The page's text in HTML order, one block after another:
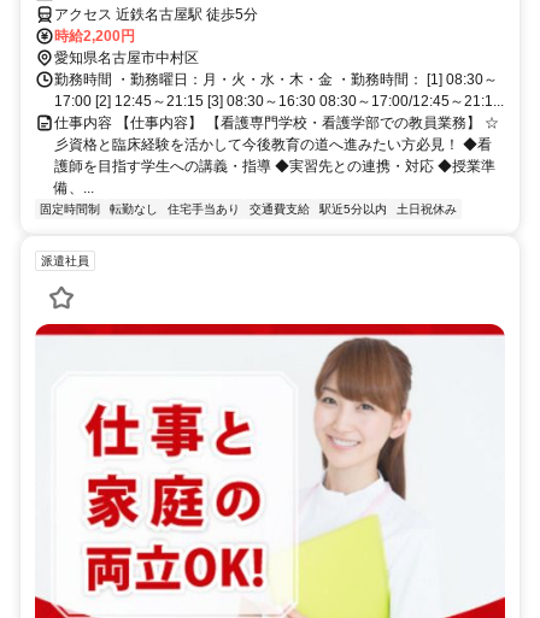
アクセス 近鉄名古屋駅 徒歩5分
時給2,200円
愛知県名古屋市中村区
勤務時間 ・勤務曜日：月・火・水・木・金 ・勤務時間： [1] 08:30～
17:00 [2] 12:45～21:15 [3] 08:30～16:30 08:30～17:00/12:45～21:1...
仕事内容 【仕事内容】 【看護専門学校・看護学部での教員業務】 ☆
彡資格と臨床経験を活かして今後教育の道へ進みたい方必見！ ◆看
護師を目指す学生への講義・指導 ◆実習先との連携・対応 ◆授業準
備、...
固定時間制 転勤なし 住宅手当あり 交通費支給 駅近5分以内 土日祝休み
派遣社員